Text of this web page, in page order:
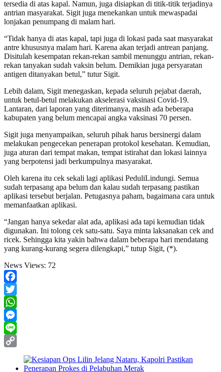
tersedia di atas kapal. Namun, juga disiapkan di titik-titik terjadinya
antrian masyarakat. Sigit juga menekankan untuk mewaspadai
lonjakan penumpang di malam hari.
“Tidak hanya di atas kapal, tapi juga di lokasi pada saat masyarakat
antre khususnya malam hari. Karena akan terjadi antrean panjang.
Disitulah kesempatan rekan-rekan sambil menunggu antrian, rekan-
rekan tanyakan sudah vaksin belum. Demikian juga persyaratan
antigen ditanyakan betul,” tutur Sigit.
Lebih dalam, Sigit menegaskan, kepada seluruh pejabat daerah,
untuk betul-betul melakukan akselerasi vaksinasi Covid-19.
Lantaran, dari laporan yang diterimanya, masih ada beberapa
kabupaten yang belum mencapai angka vaksinasi 70 persen.
Sigit juga menyampaikan, seluruh pihak harus bersinergi dalam
melakukan pengecekan penerapan protokol kesehatan. Kemudian,
juga aturan dari tempat makan, tempat istirahat dan lokasi lainnya
yang berpotensi jadi berkumpulnya masyarakat.
Oleh karena itu cek sekali lagi aplikasi PeduliLindungi. Semua
sudah terpasang apa belum dan kalau sudah terpasang pastikan
aplikasi tersebut berjalan. Petugasnya paham, bagaimana cara untuk
memanfaatkan aplikasi.
“Jangan hanya sekedar alat ada, aplikasi ada tapi kemudian tidak
digunakan. Ini tolong cek satu-satu. Saya minta laksanakan cek and
ricek. Sehingga kita yakin bahwa dalam beberapa hari mendatang
yang kurang-kurang segera dilengkapi,” tutup Sigit, (*).
News Views: 72
Facebook
Twitter
WhatsApp
Messenger
Line
Link